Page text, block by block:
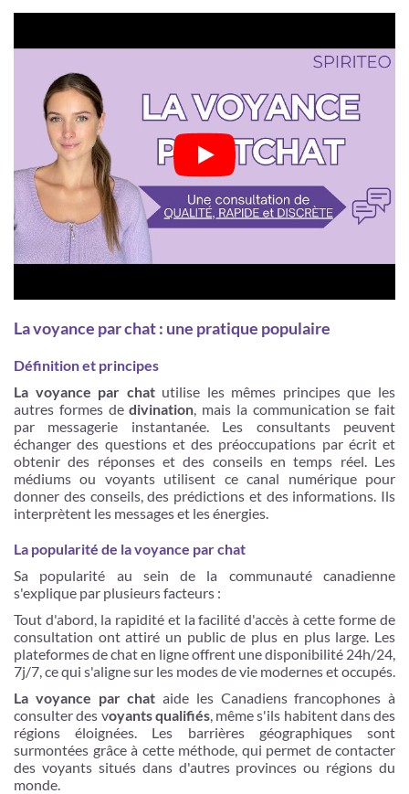
La voyance par chat : une pratique populaire
Définition et principes
La voyance par chatutilise les mêmes principes que les
autres formes dedivination , mais la communication se fait
par messagerie instantanée. Les consultants peuvent
échanger des questions et des préoccupations par écrit et
obtenir des réponses et des conseils en temps réel. Les
médiums ou voyants utilisent ce canal numérique pour
donner des conseils, des prédictions et des informations. Ils
interprètent les messages et les énergies.
La popularité de la voyance par chat
Sa popularité au sein de la communauté canadienne
s'explique par plusieurs facteurs :
Tout d'abord, la rapidité et la facilité d'accès à cette forme de
consultation ont attiré un public de plus en plus large. Les
plateformes de chat en ligne offrent une disponibilité 24h/24,
7j/7, ce qui s'aligne sur les modes de vie modernes et occupés.
La voyance par chat aide les Canadiens francophones à
consulter des voyants qualifiés, même s'ils habitent dans des
régions éloignées. Les barrières géographiques sont
surmontées grâce à cette méthode, qui permet de contacter
des voyants situés dans d'autres provinces ou régions du
monde.